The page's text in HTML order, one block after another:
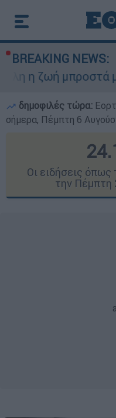
BREAKING NEWS:
μου»
δημοφιλές τώρα:
σήμερα, Πέμπτη 6
Οι ειδήσεις
την Πέμπτη